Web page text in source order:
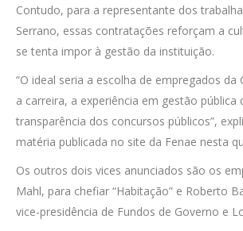
Contudo, para a representante dos
Serrano, essas contratações reforçam a
se tenta impor à gestão da instituição.
“O ideal seria a escolha de empregados da
a carreira, a experiência em gestão pública
transparência dos concursos públicos”,
matéria publicada no site da Fenae nesta
Os outros dois vices anunciados são os
Mahl, para chefiar “Habitação” e Roberto
vice-presidência de Fundos de Governo e